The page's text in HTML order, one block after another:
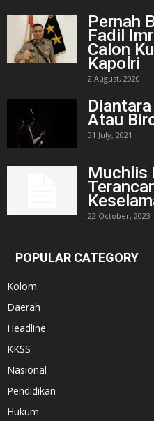
Pernah
Fadil
Calon
Kapolri
2 August, 2020
Atau
31 July, 2021
Muchlis
22 October, 2023
POPULAR CATEGORY
Kolom
Daerah
Headline
KKSS
Nasional
Pendidikan
Hukum